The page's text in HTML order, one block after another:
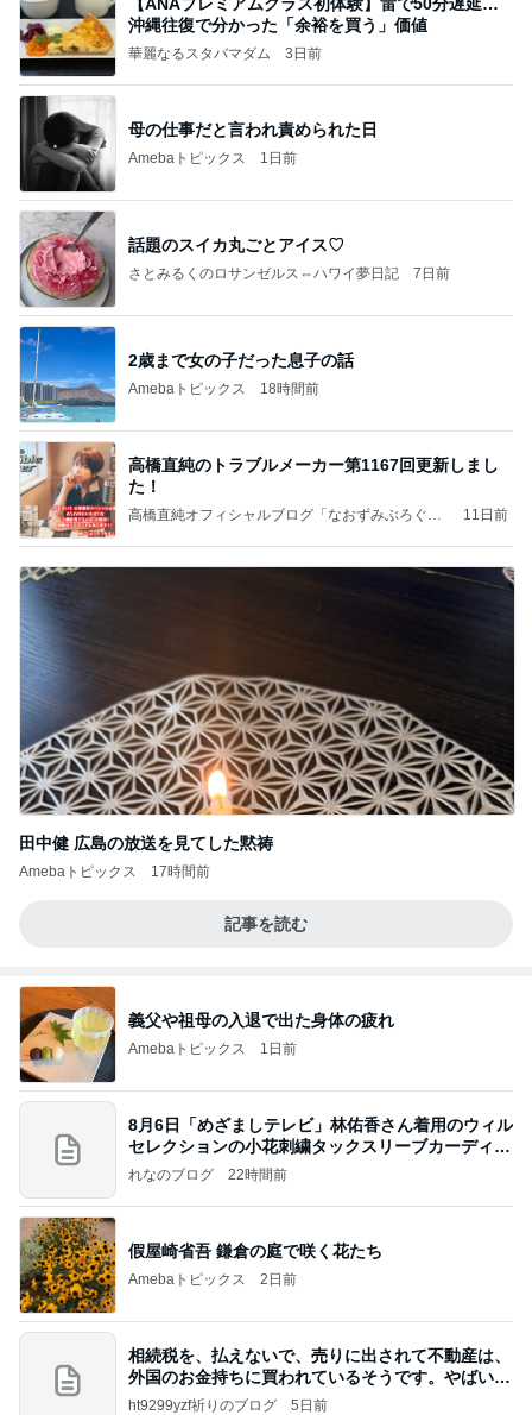
沖縄往復で分かった「余裕を買う」価値
華麗なるスタバマダム 3日前
母の仕事だと言われ責められた日
Amebaトピックス 1日前
話題のスイカ丸ごとアイス♡
さとみるくのロサンゼルス⇔ハワイ夢日記 7日前
2歳まで女の子だった息子の話
Amebaトピックス 18時間前
高橋直純のトラブルメーカー第1167回更新しまし
た！
高橋直純オフィシャルブログ「なおずみぶろぐ」
11日前
田中健 広島の放送を見てした黙祷
Amebaトピックス 17時間前
記事を読む
義父や祖母の入退で出た身体の疲れ
Amebaトピックス 1日前
8月6日「めざましテレビ」林佑香さん着用のウィル
セレクションの小花刺繍タックスリーブカーディガ
ン
れなのブログ 22時間前
假屋崎省吾 鎌倉の庭で咲く花たち
Amebaトピックス 2日前
相続税を、払えないで、売りに出されて不動産は、
外国のお金持ちに買われているそうです。やばいで
すよ
ht9299yzf祈りのブログ 5日前